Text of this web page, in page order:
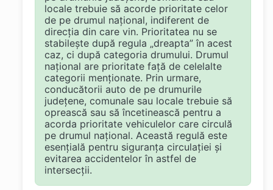
locale trebuie să acorde prioritate celor
de pe drumul național, indiferent de
direcția din care vin. Prioritatea nu se
stabilește după regula „dreapta” în acest
caz, ci după categoria drumului. Drumul
național are prioritate față de celelalte
categorii menționate. Prin urmare,
conducătorii auto de pe drumurile
județene, comunale sau locale trebuie să
oprească sau să încetinească pentru a
acorda prioritate vehiculelor care circulă
pe drumul național. Această regulă este
esențială pentru siguranța circulației și
evitarea accidentelor în astfel de
intersecții.